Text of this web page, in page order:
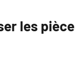
les